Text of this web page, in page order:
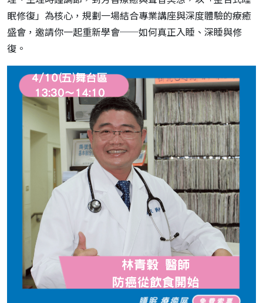
眠修復」為核心，規劃一場結合專業講座與深度體驗的療癒
盛會，邀請你一起重新學會──如何真正入睡、深睡與修
復。